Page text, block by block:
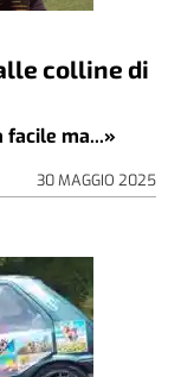
colline di
facile ma...»
30 MAGGIO 2025